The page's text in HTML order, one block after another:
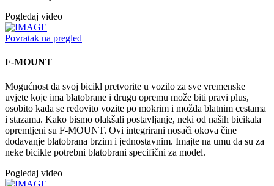
Pogledaj video
Povratak na pregled
F-MOUNT
Mogućnost da svoj bicikl pretvorite u vozilo za sve vremenske
uvjete koje ima blatobrane i drugu opremu može biti pravi plus,
osobito kada se redovito vozite po mokrim i možda blatnim cestama
i stazama. Kako bismo olakšali postavljanje, neki od naših bicikala
opremljeni su F-MOUNT. Ovi integrirani nosači okova čine
dodavanje blatobrana brzim i jednostavnim. Imajte na umu da su za
neke bicikle potrebni blatobrani specifični za model.
Pogledaj video